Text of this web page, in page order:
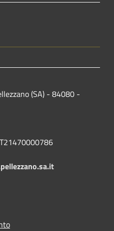
(SA) - 84080 -